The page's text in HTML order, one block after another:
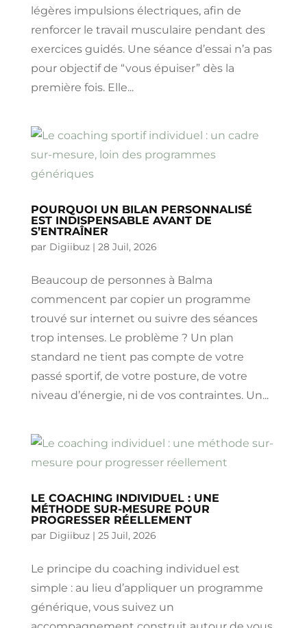
légères impulsions électriques, afin de
renforcer le travail musculaire pendant des
exercices guidés. Une séance d’essai n’a pas
pour objectif de “vous épuiser” dès la
première fois. Elle...
POURQUOI UN BILAN PERSONNALISÉ
EST INDISPENSABLE AVANT DE
S’ENTRAÎNER
par Digiibuz| 28 Juil, 2026
Beaucoup de personnes à Balma
commencent par copier un programme
trouvé sur internet ou suivre des séances
trop intenses. Le problème ? Un plan
standard ne tient pas compte de votre
passé sportif, de votre posture, de votre
niveau d’énergie, ni de vos contraintes. Un...
LE COACHING INDIVIDUEL : UNE
MÉTHODE SUR-MESURE POUR
PROGRESSER RÉELLEMENT
par Digiibuz| 25 Juil, 2026
Le principe du coaching individuel est
simple : au lieu d’appliquer un programme
générique, vous suivez un